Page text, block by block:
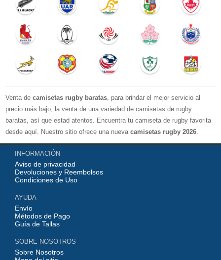
Venta de camisetas rugby baratas, para brindar el mejor servicio al
precio más bajo, la venta de una variedad de camisetas de rugby
baratas, así que estad atentos. Encuentra tu camiseta de rugby favorita
desde aquí. Nuestro sitio ofrece una nueva camisetas rugby 2026.
Disponible en una variedad de estilos y tamaños ¡Compre camisetas de
rugby baratas en línea!
INFORMACIÓN
Aviso de privacidad
Devoluciones y Reembolsos
Condiciones de Uso
AYUDA
Envío
Métodos de Pago
Guía de Tallas
SOBRE NOSOTROS
Sobre Nosotros